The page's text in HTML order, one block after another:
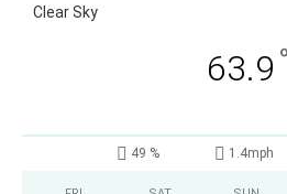
Clear Sky
63.9 °
49 % 1.4mph